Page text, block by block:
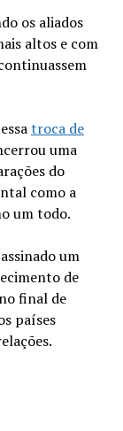
os aliados
altos e com
troca de
uma
do
como a
um todo.
um
de
final de
países